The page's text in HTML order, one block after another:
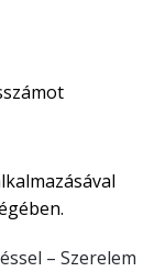
– Szerelem